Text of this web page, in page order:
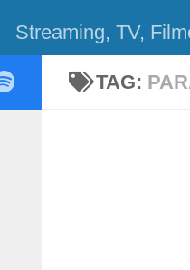
Streaming, TV,
TAG: